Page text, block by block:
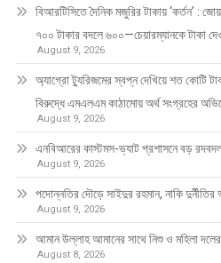
বিআরটিসিতে দৈনিক মজুরির টাকায় ‘কর্তন’ :
৭০০ টাকার বদলে ৬০০—চেয়ারম্যানকে টাকা
August 9, 2026
অ্যাগ্রো ট্যুরিজমের স্বপ্ন দেখিয়ে শত কোটি
বিরুদ্ধে এমএলএম কাঠামোয় অর্থ সংগ্রহের
August 9, 2026
এনবিআরের কাস্টমস-ভ্যাট প্রশাসনে বড়
August 9, 2026
পদোন্নতির দৌড়ে সাইদুর রহমান, নাকি
August 9, 2026
আমান উল্লাহ আমানের সাথে নিশু ও মহিলা
August 8, 2026